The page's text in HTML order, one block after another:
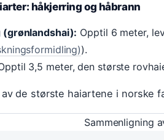
håkjerring og håbrann
(grønlandshai): Opptil 6 meter,
).
3,5 meter, den største
av de største haiartene i norske
Sammenligning